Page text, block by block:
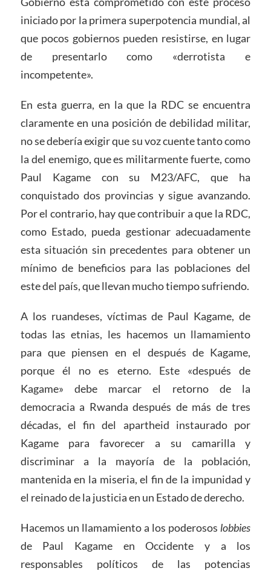
iniciado por la primera superpotencia mundial, al
que pocos gobiernos pueden resistirse, en lugar
de presentarlo como «derrotista e
incompetente».
En esta guerra, en la que la RDC se encuentra
claramente en una posición de debilidad militar,
no se debería exigir que su voz cuente tanto como
la del enemigo, que es militarmente fuerte, como
Paul Kagame con su M23/AFC, que ha
conquistado dos provincias y sigue avanzando.
Por el contrario, hay que contribuir a que la RDC,
como Estado, pueda gestionar adecuadamente
esta situación sin precedentes para obtener un
mínimo de beneficios para las poblaciones del
este del país, que llevan mucho tiempo sufriendo.
A los ruandeses, víctimas de Paul Kagame, de
todas las etnias, les hacemos un llamamiento
para que piensen en el después de Kagame,
porque él no es eterno. Este «después de
Kagame» debe marcar el retorno de la
democracia a Rwanda después de más de tres
décadas, el fin del apartheid instaurado por
Kagame para favorecer a su camarilla y
discriminar a la mayoría de la población,
mantenida en la miseria, el fin de la impunidad y
el reinado de la justicia en un Estado de derecho.
Hacemos un llamamiento a los poderosos lobbies
de Paul Kagame en Occidente y a los
responsables políticos de las potencias